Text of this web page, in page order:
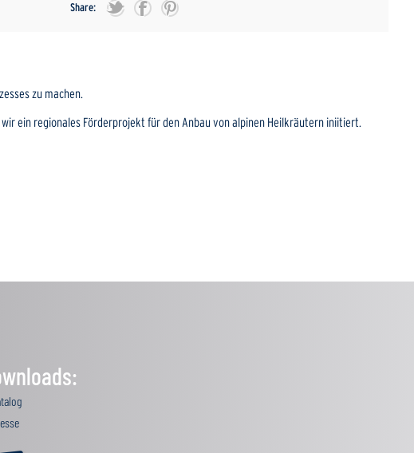
Share:
zu machen.
ein regionales Förderprojekt für den Anbau von alpinen Heilkräutern iniitiert.